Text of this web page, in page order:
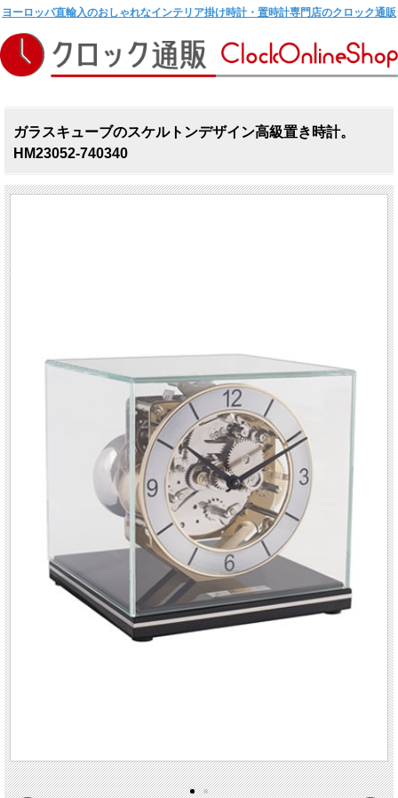
ヨーロッパ直輸入のおしゃれなインテリア掛け時計・置時計専門店のクロック通販
ガラスキューブのスケルトンデザイン高級置き時計。
HM23052-740340